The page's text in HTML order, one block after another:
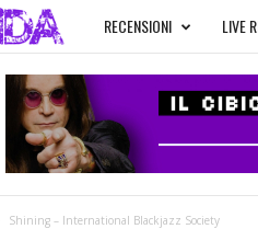
l
C
RECENSIONI LIVE
Shining – International Blackjazz Society